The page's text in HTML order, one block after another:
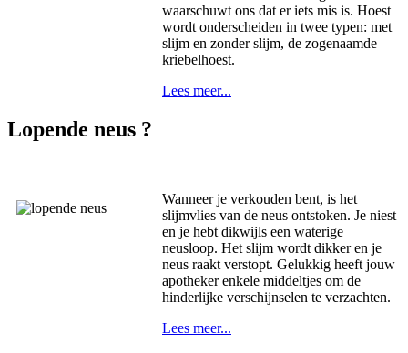
waarschuwt ons dat er iets mis is. Hoest
wordt onderscheiden in twee typen: met
slijm en zonder slijm, de zogenaamde
kriebelhoest.
Lees meer...
Lopende neus ?
Wanneer je verkouden bent, is het
slijmvlies van de neus ontstoken. Je niest
en je hebt dikwijls een waterige
neusloop. Het slijm wordt dikker en je
neus raakt verstopt. Gelukkig heeft jouw
apotheker enkele middeltjes om de
hinderlijke verschijnselen te verzachten.
Lees meer...